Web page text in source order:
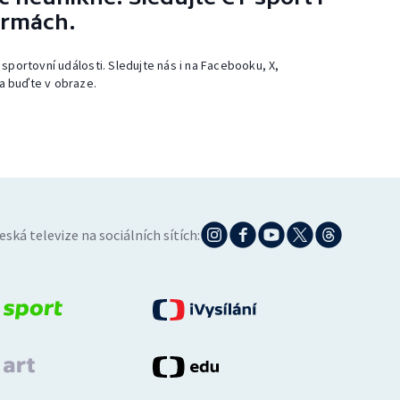
události. Sledujte nás i na Facebooku, X,
buďte v obraze.
televize na sociálních sítích: